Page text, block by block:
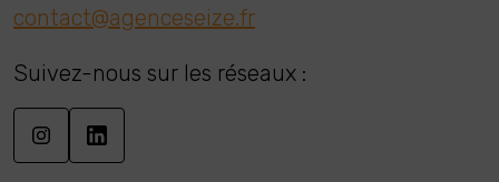
contact@agenceseize.fr
Suivez-nous sur les réseaux :